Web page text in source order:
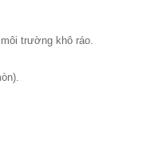
trường khô ráo.